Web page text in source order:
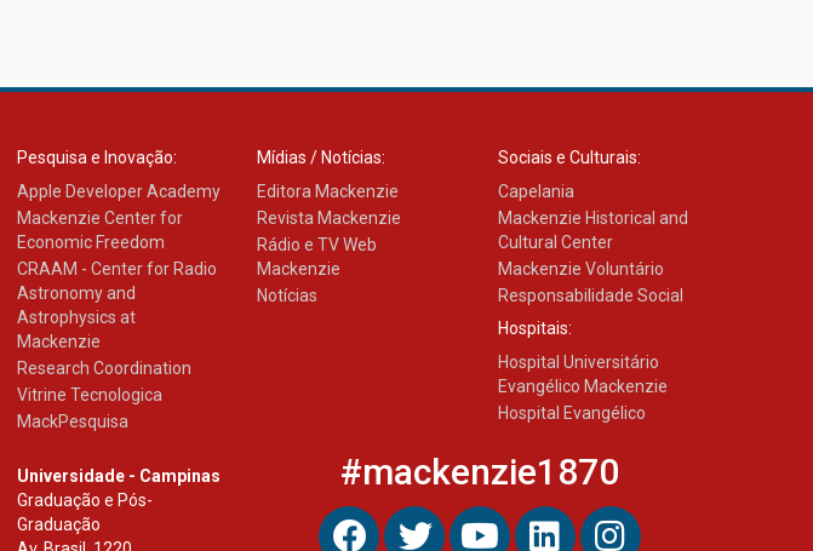
Pesquisa e Inovação:
Apple Developer Academy
Mackenzie Center for
Economic Freedom
CRAAM - Center for Radio
Astronomy and
Astrophysics at
Mackenzie
Research Coordination
Vitrine Tecnologica
MackPesquisa
Mídias / Notícias:
Editora Mackenzie
Revista Mackenzie
Rádio e TV Web
Mackenzie
Notícias
Sociais e Culturais:
Capelania
Mackenzie Historical and
Cultural Center
Mackenzie Voluntário
Responsabilidade Social
Hospitais:
Hospital Universitário
Evangélico Mackenzie
Hospital Evangélico
Universidade - Campinas
Graduação e Pós-
Graduação
#mackenzie1870